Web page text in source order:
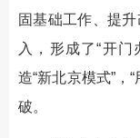
固基础工作、提
入，形成了“开
造“新北京模式”，
破。